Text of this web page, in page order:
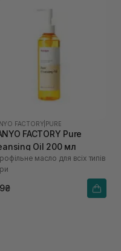
FACTORY PURE
FACTORY Pure
Oil 200 мл
масло для всіх типів